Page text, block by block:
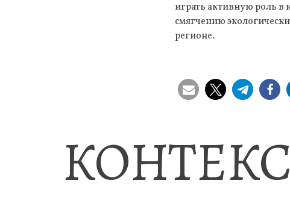
играть активную роль в
смягчению
регионе.